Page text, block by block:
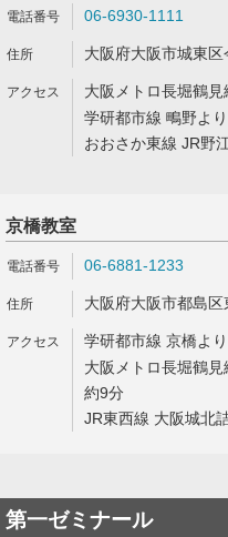
06-6930-1111
大阪府大阪市城東
大阪メトロ長堀鶴
学研都市線 鴫野よ
おおさか東線 JR野
京橋教室
06-6881-1233
大阪府大阪市都島
学研都市線 京橋よ
大阪メトロ長堀鶴
約9分
JR東西線 大阪城北
第一ゼミナール